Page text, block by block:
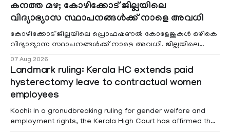
കനത്ത മഴ; കോഴിക്കോട് ജില്ലയിലെ
വിദ്യാഭ്യാസ സ്ഥാപനങ്ങൾക്ക് നാളെ അവധി
കോഴിക്കോട് ജില്ലയിലെ പ്രൊഫഷണൽ കോളേജുകൾ ഒഴികെ
വിദ്യാഭ്യാസ സ്ഥാപനങ്ങൾക്ക് നാളെ അവധി. ജില്ലയിലെ
07 Aug 2026
Landmark ruling: Kerala HC extends paid
hysterectomy leave to contractual women
employees
Kochi: In a gronudbreaking ruling for gender welfare and
employment rights, the Kerala High Court has affirmed that